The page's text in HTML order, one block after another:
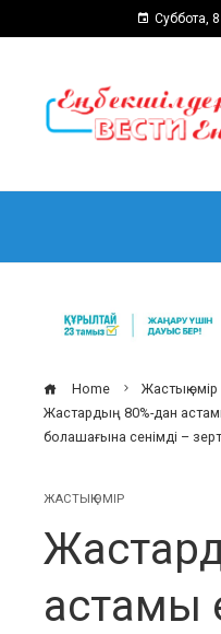
Суббота, 8
Home
Жастық өмір
Жастардың 80%-дан
болашағына сенімді –
ЖАСТЫҚ ӨМІР
астамы